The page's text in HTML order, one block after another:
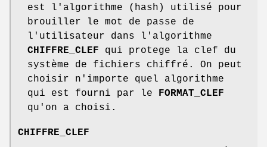
est l'algorithme (hash) utilisé pour
brouiller le mot de passe de
l'utilisateur dans l'algorithme
CHIFFRE_CLEF qui protege la clef du
système de fichiers chiffré. On peut
choisir n'importe quel algorithme
qui est fourni par le FORMAT_CLEF
qu'on a choisi.
CHIFFRE_CLEF